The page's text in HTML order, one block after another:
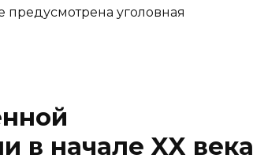
предусмотрена уголовная
в начале XX века